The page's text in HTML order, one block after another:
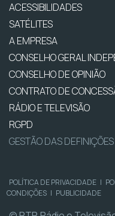
ACESSIBILIDADES
SATÉLITES
A EMPRESA
CONSELHO GERAL
CONSELHO DE OPINIÃO
CONTRATO DE
RÁDIO E TELEVISÃO
RGPD
GESTÃO DAS
POLÍTICA DE PRIVACIDADE |
CONDIÇÕES | PUBLICIDADE